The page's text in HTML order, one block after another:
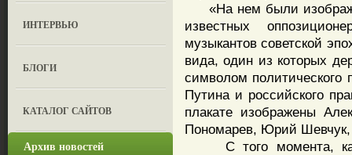
ИНТЕРВЬЮ
БЛОГИ
КАТАЛОГ САЙТОВ
Архив новостей
«На нем были
известных
музыкантов советской
вида, один из которых
символом политического
Путина и российского
плакате изображены
Пономарев, Юрий
С того момента, как